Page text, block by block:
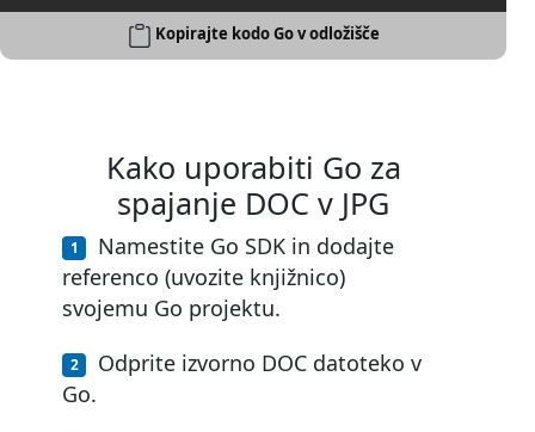
Kopirajte kodo Go v odložišče
Kako uporabiti Go za
spajanje DOC v JPG
Namestite Go SDK in dodajte
referenco (uvozite knjižnico)
svojemu Go projektu.
Odprite izvorno DOC datoteko v
Go.